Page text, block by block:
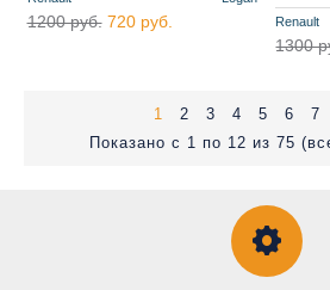
1200 руб. 720 руб. Renault
1300
1 2 3 4 5 6
7
Показано с 1 по 12 из 75